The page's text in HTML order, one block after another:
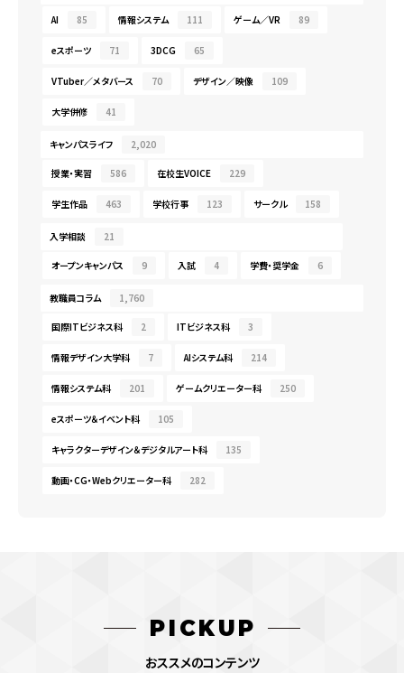
AI 85 情報システム 111 ゲーム／VR 89
eスポーツ 71 3DCG 65
VTuber／メタバース 70 デザイン／映像 109
大学併修 41
キャンパスライフ 2,020
授業・実習 586 在校生VOICE 229
学生作品 463 学校行事 123 サークル 158
入学相談 21
オープンキャンパス 9 入試 4 学費・奨学金 6
教職員コラム 1,760
国際ITビジネス科 2 ITビジネス科 3
情報デザイン大学科 7 AIシステム科 214
情報システム科 201 ゲームクリエーター科 250
eスポーツ＆イベント科 105
キャラクターデザイン＆デジタルアート科 135
動画・CG・Webクリエーター科 282
PICKUP
おススメのコンテンツ